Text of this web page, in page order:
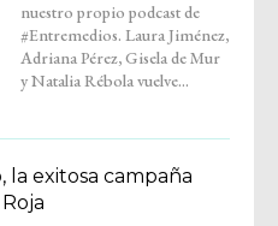
y Natalia Rébola vuelve...
exitosa campaña